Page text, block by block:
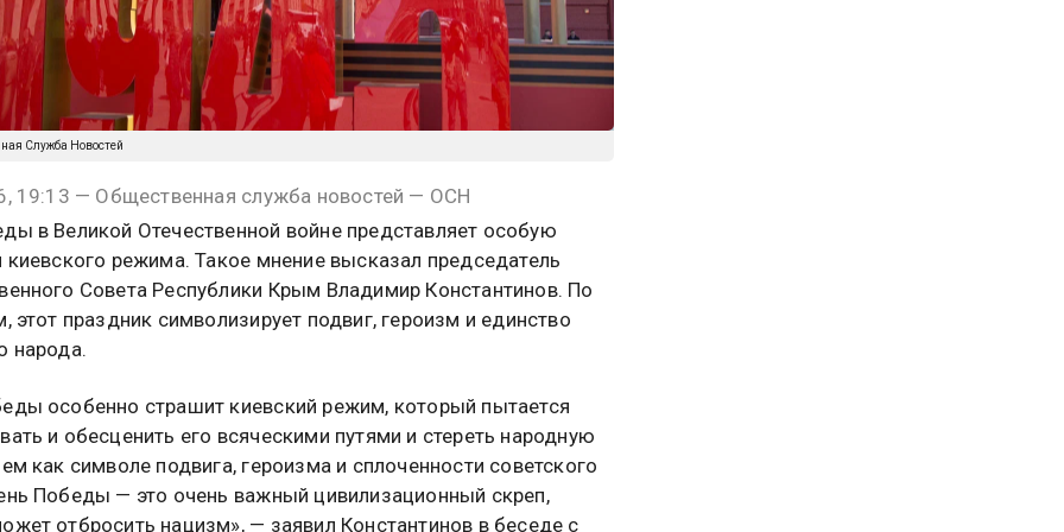
Служба Новостей
19:13 — Общественная служба новостей — ОСН
в Великой Отечественной войне представляет особую
киевского режима. Такое мнение высказал председатель
Совета Республики Крым Владимир Константинов. По
этот праздник символизирует подвиг, героизм и единство
народа.
особенно страшит киевский режим, который пытается
и обесценить его всяческими путями и стереть народную
как символе подвига, героизма и сплоченности советского
Победы — это очень важный цивилизационный скреп,
отбросить нацизм», — заявил Константинов в беседе с